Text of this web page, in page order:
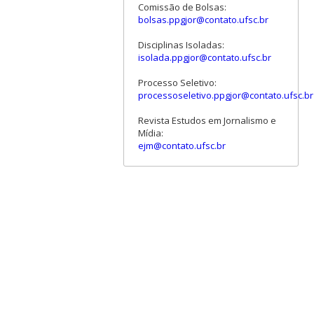
Comissão de Bolsas:
bolsas.ppgjor@contato.ufsc.br
Disciplinas Isoladas:
isolada.ppgjor@contato.ufsc.br
Processo Seletivo:
processoseletivo.ppgjor@contato.ufsc.br
Revista Estudos em Jornalismo e
Mídia:
ejm@contato.ufsc.br